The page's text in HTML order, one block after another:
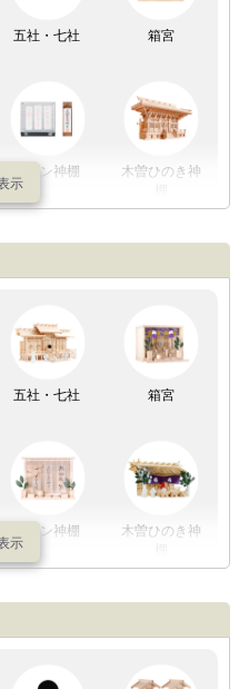
盆提灯単品 一対セット
～3万円
以上
五社・七社 箱宮
モダン神棚
木曽ひのき神
五社・七社 箱宮
モダン神棚
木曽ひのき神